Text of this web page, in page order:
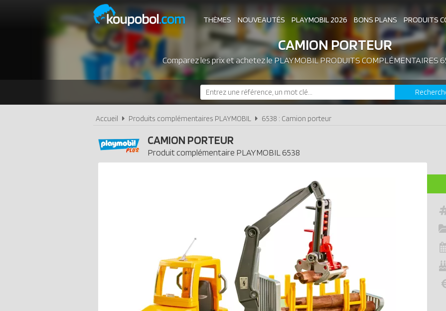
THÈMES NOUVEAUTÉS PLAYMOBIL 2026 BONS PLANS PRODUITS
ASSOCIATIONS DE FANS EXPOSITIONS
LES PLAYMOBIL LES PLUS CHERS
CAMION PORTEUR
Comparez les prix et achetez lePLAYMOBIL PRODUITS COMPLÉMENTAIRES
Accueil Produits complémentaires PLAYMOBIL 6538 : Camion porteur
CAMION PORTEUR
Produit complémentaire PLAYMOBIL 6538